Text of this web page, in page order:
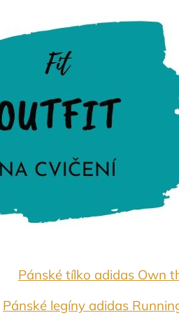
Pánské tílko adidas Own
Pánské legíny adidas